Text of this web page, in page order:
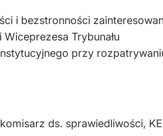
i bezstronności
Trybunału
przy
ds. sprawiedliwości, KE